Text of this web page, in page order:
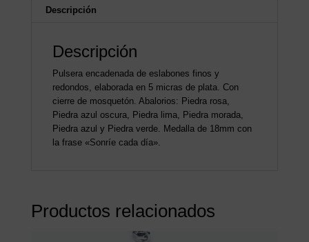
Descripción
Descripción
Pulsera encadenada de eslabones finos y
redondos, elaborada en 5 micras de plata. Con
cierre de mosquetón. Abalorios: Piedra rosa,
Piedra azul oscura, Piedra lima, Piedra morada,
Piedra azul y Piedra verde. Medalla de 18mm con
la frase «Sonríe cada día».
Productos relacionados